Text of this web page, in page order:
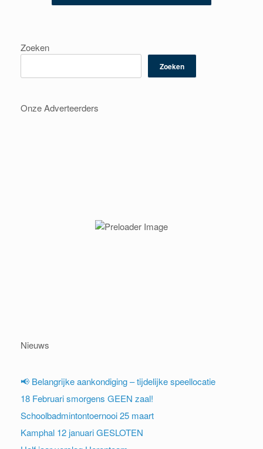
Zoeken
Zoeken
Onze Adverteerders
Nieuws
📢 Belangrijke aankondiging – tijdelijke speellocatie
18 Februari smorgens GEEN zaal!
Schoolbadmintontoernooi 25 maart
Kamphal 12 januari GESLOTEN